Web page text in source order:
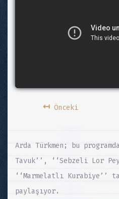
↤Önceki
Arda Türkmen; bu
Tavuk’’, ‘‘Sebzeli Lor
‘‘Marmelatlı
paylaşıyor.